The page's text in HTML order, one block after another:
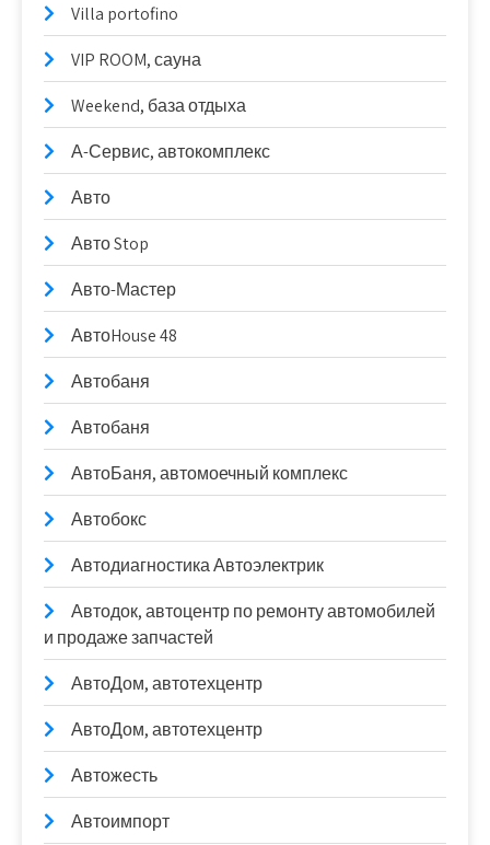
Villa portofino
VIP ROOM, сауна
Weekend, база отдыха
А-Сервис, автокомплекс
Авто
Авто Stop
Авто-Мастер
АвтоHouse 48
Автобаня
Автобаня
АвтоБаня, автомоечный комплекс
Автобокс
Автодиагностика Автоэлектрик
Автодок, автоцентр по ремонту автомобилей
и продаже запчастей
АвтоДом, автотехцентр
АвтоДом, автотехцентр
Автожесть
Автоимпорт